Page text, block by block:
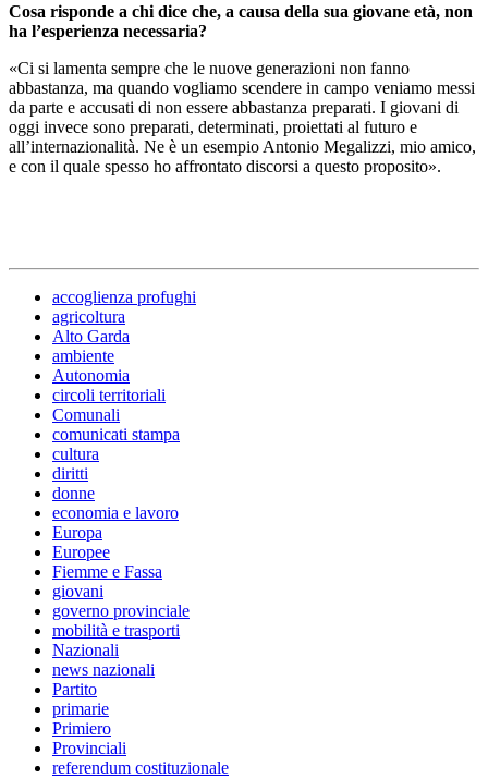
Cosa risponde a chi dice che, a causa della sua giovane età, non
ha l’esperienza necessaria?
«Ci si lamenta sempre che le nuove generazioni non fanno
abbastanza, ma quando vogliamo scendere in campo veniamo messi
da parte e accusati di non essere abbastanza preparati. I giovani di
oggi invece sono preparati, determinati, proiettati al futuro e
all’internazionalità. Ne è un esempio Antonio Megalizzi, mio amico,
e con il quale spesso ho affrontato discorsi a questo proposito».
accoglienza profughi
agricoltura
Alto Garda
ambiente
Autonomia
circoli territoriali
Comunali
comunicati stampa
cultura
diritti
donne
economia e lavoro
Europa
Europee
Fiemme e Fassa
giovani
governo provinciale
mobilità e trasporti
Nazionali
news nazionali
Partito
primarie
Primiero
Provinciali
referendum costituzionale